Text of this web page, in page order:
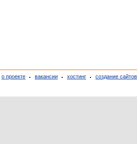
о проекте вакансии хостинг создание сайтов